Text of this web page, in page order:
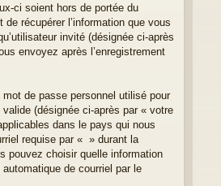
ci soient hors de portée du
récupérer l’information que vous
invité (désignée ci-après
envoyez après l’enregistrement
de passe personnel utilisé pour
(désignée ci-après par « votre
dans le pays qui nous
requise par « » durant la
pouvez choisir quelle information
de courriel par le